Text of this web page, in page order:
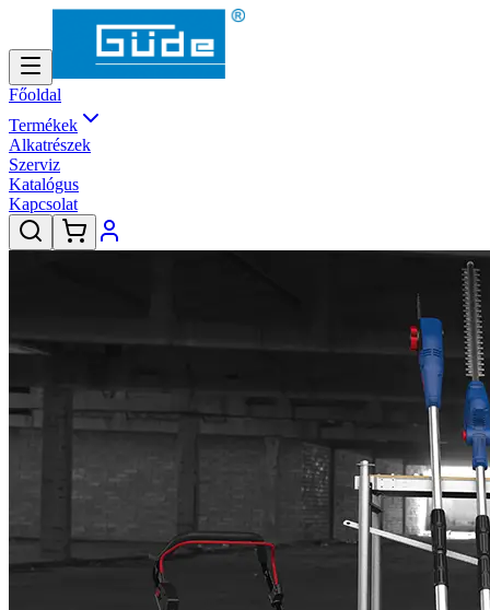
Főoldal
Termékek
Alkatrészek
Szerviz
Katalógus
Kapcsolat